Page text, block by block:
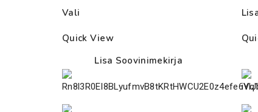
Vali
Quick View
Lisa Soovinimekirja